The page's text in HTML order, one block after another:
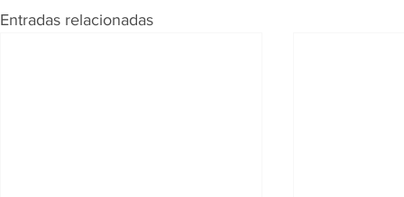
Entradas relacionadas